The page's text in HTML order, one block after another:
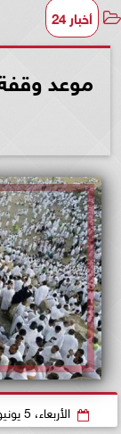
أخبار 24
الأربعاء، 5 يونيو 2024